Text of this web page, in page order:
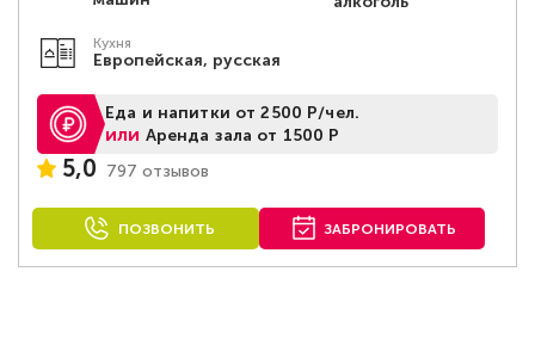
Кухня
Европейская, русская
Еда и напитки от 2500 Р/чел.
или Аренда зала от 1500 Р
5,0 797 отзывов
ПОЗВОНИТЬ ЗАБРОНИРОВАТЬ